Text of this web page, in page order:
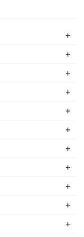
+
+
+
+
+
+
+
+
+
+
+